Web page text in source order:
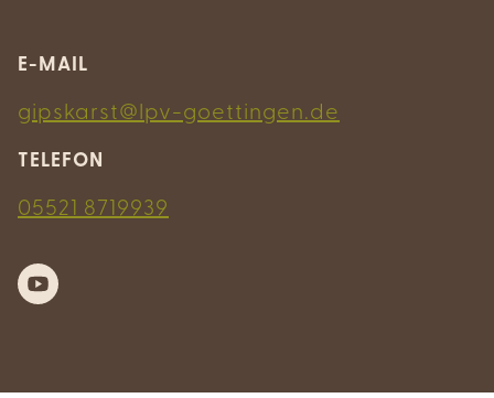
E-MAIL
gipskarst@lpv-goettingen.de
TELEFON
05521 8719939